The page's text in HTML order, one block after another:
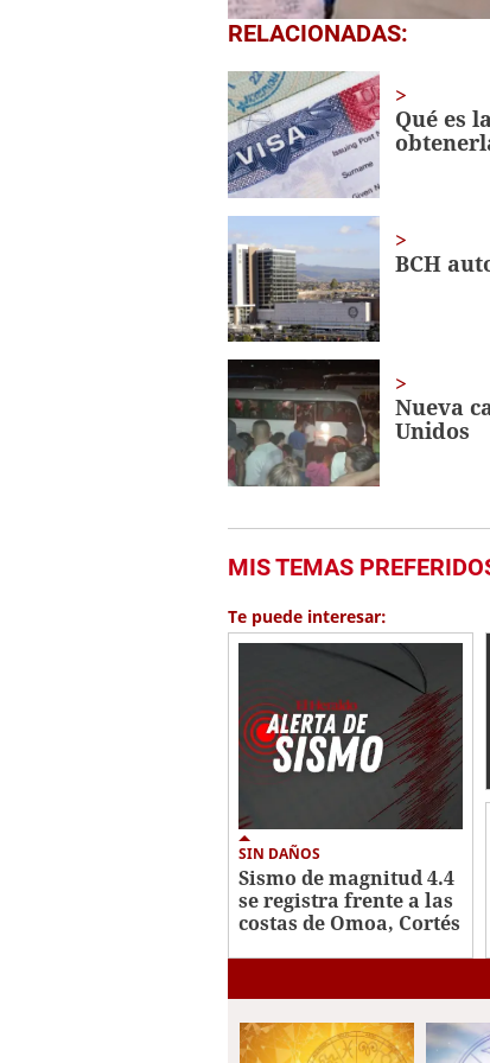
0
of
minute,
56
secondsVolume
0%
RELACIONADAS:
Qué es
BCH
Nueva
Unidos
MIS TEMAS
Te puede interesar:
SIN DAÑOS
Sismo de magnitud 4.4
se registra frente a las
costas de Omoa, Cortés